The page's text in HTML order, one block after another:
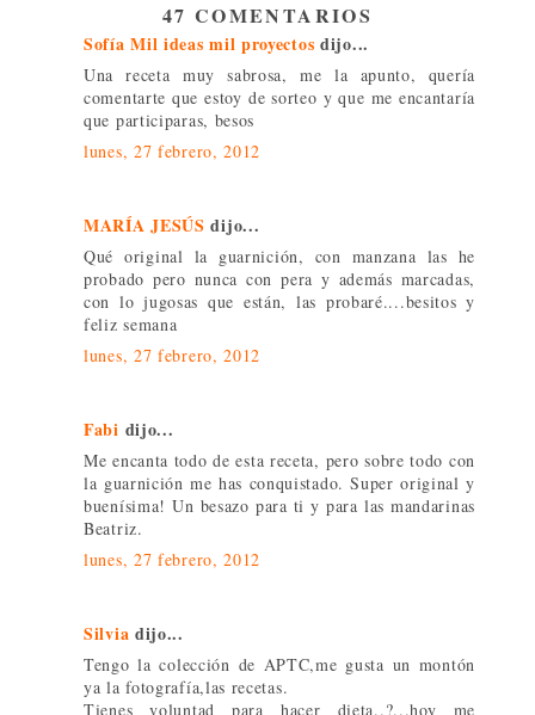
47 COMENTARIOS
Sofía Mil ideas mil proyectos dijo...
Una receta muy sabrosa, me la apunto, quería
comentarte que estoy de sorteo y que me encantaría
que participaras, besos
lunes, 27 febrero, 2012
MARÍA JESÚS dijo...
Qué original la guarnición, con manzana las he
probado pero nunca con pera y además marcadas,
con lo jugosas que están, las probaré....besitos y
feliz semana
lunes, 27 febrero, 2012
Fabi dijo...
Me encanta todo de esta receta, pero sobre todo con
la guarnición me has conquistado. Super original y
buenísima! Un besazo para ti y para las mandarinas
Beatriz.
lunes, 27 febrero, 2012
Silvia dijo...
Tengo la colección de APTC,me gusta un montón
ya la fotografía,las recetas.
Tienes voluntad para hacer dieta..?...hoy me